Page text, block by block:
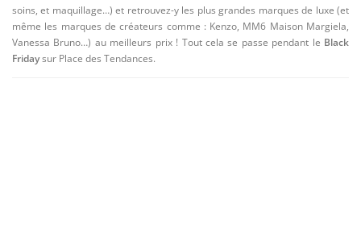
🏡 MAISON
🚗 AUTO / MOTO / MOBILITÉ URBAINE
🎁 CADEAUX
soins, et maquillage…) et retrouvez-y les plus grandes marques de luxe (et
même les marques de créateurs comme : Kenzo, MM6 Maison Margiela,
Vanessa Bruno…) au meilleurs prix ! Tout cela se passe pendant le Black
Fridaysur Place des Tendances.